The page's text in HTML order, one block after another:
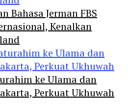
Bahasa Jerman FBS
Kenalkan
ke Ulama dan
Perkuat Ukhuwah